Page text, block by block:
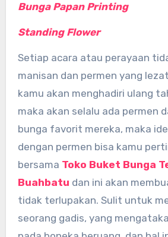
Bunga Papan Printing
Standing Flower
Setiap acara atau perayaan
manisan dan permen yang
kamu akan menghadiri ulang
maka akan selalu ada permen
bunga favorit mereka, maka
dengan permen bisa kamu
bersama Toko Buket Bunga
Buahbatu dan ini akan
tidak terlupakan. Sulit untuk
seorang gadis, yang